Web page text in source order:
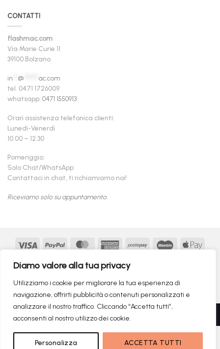
Diamo valore alla tua privacy
Utilizziamo i cookie per migliorare la tua esperienza di
navigazione, offrirti pubblicità o contenuti personalizzati e
analizzare il nostro traffico. Cliccando “Accetta tutti”,
acconsenti al nostro utilizzo dei cookie.
Personalizza ACCETTA TUTTI
CONTATTI
flashmac.com
Via Marie Curie 11
39100 Bolzano
in @
ac.com
tel. 0471 1726009
whatsapp: 0471 1550913
Orari assistenza telefonica clienti:
Lunedì-Venerdì
10.00 – 12.30
Pomeriggio:
Solo Chat/WhatsApp
Contattaci in chat, ti richiamiamo noi!
Riceviamo solo su appuntamento.
Visa PayPal MasterCardAmericanPostepay Maestro
Google
MasterCardKlarna
Copyright 2026 © flashmac® - MONOFASE SRL - P.IVA:
02982260214 | produced by
monofase
RICERCHE DI TENDENZA
Recedere dal contratto qui